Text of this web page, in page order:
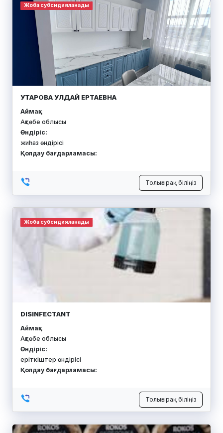
Жоба субсидияланады
УТАРОВА УЛДАЙ ЕРТАЕВНА
Аймақ:
Ақтөбе облысы
Өндіріс:
жиһаз өндірісі
Қолдау бағдарламасы:
Толығырақ біліңіз
Жоба субсидияланады
DISINFECTANT
Аймақ:
Ақтөбе облысы
Өндіріс:
еріткіштер өндірісі
Қолдау бағдарламасы:
Толығырақ біліңіз